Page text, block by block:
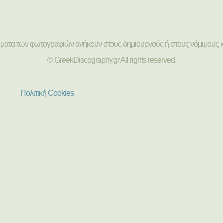
των φωτογραφιών ανήκουν στους δημιουργούς ή στους νόμιμους
© GreekDiscography.gr All rights reserved.
Πολιτική Cookies